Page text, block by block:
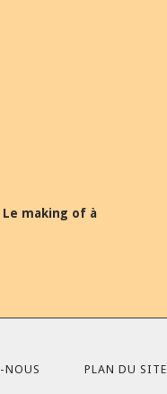
Le making of à
NOUS PLAN DU SITE